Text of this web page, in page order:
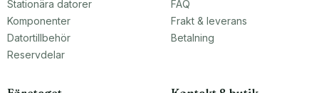
Stationära datorer
Komponenter
Datortillbehör
Reservdelar
FAQ
Frakt & leverans
Betalning